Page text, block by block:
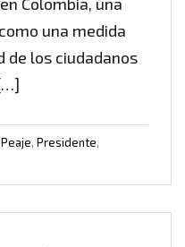
Colombia, una
una medida
los ciudadanos
Peaje, Presidente,